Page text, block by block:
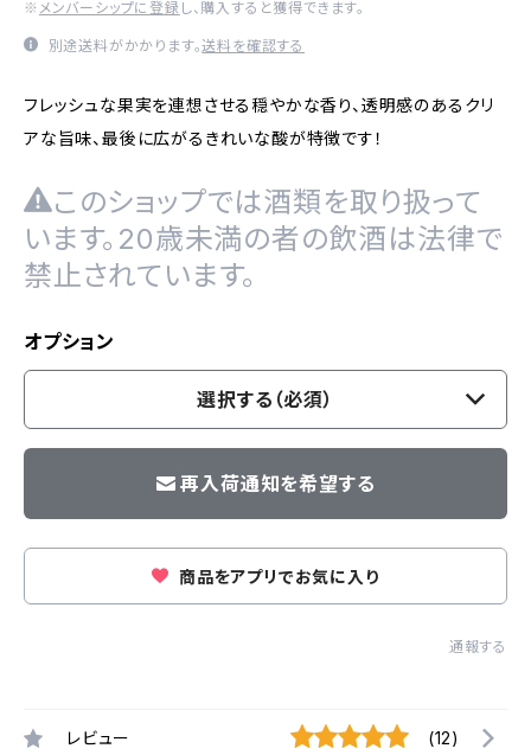
※ メンバーシップに登録 し、購入すると獲得できます。
別途送料がかかります。送料を確認する
フレッシュな果実を連想させる穏やかな香り、透明感のあるクリ
アな旨味、最後に広がるきれいな酸が特徴です！
このショップでは酒類を取り扱って
います。20歳未満の者の飲酒は法律で
禁止されています。
オプション
選択する（必須）
再入荷通知を希望する
商品をアプリでお気に入り
通報する
レビュー (12)